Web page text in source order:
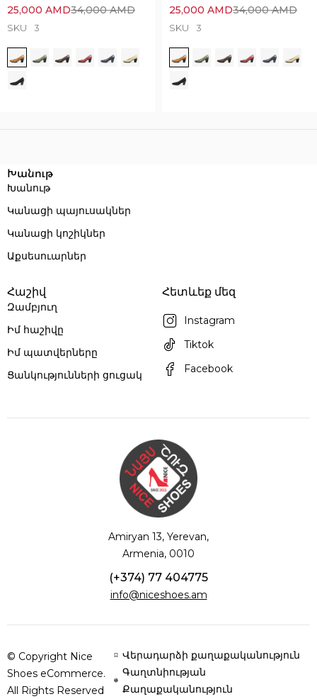
34,000AMD
25,000 AMD
SKU 3
34,000AMD
25,000 AMD
SKU 3
Խանութ
Խանութ
Կանացի պայուսակներ
Կանացի կոշիկներ
Աքսեսուարներ
Հաշիվ
Զամբյուղ
Իմ հաշիվը
Իմ պատվերները
Ցանկությունների ցուցակ
Հետևեք մեզ
Instagram
Tiktok
Facebook
Amiryan 13, Yerevan,
Armenia, 0010
(+374) 77 404775
info@niceshoes.am
© Copyright Nice
Shoes eCommerce.
All Rights Reserved
Վերադարձի քաղաքականություն
Գաղտնիության
Քաղաքականություն